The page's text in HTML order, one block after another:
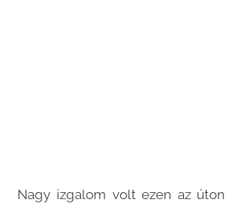
Nagy izgalom volt ezen az